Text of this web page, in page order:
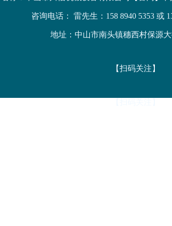
咨询电话： 雷先生：158 8940 5353 或
地址：中山市南头镇穗西村保源
【扫码关注】